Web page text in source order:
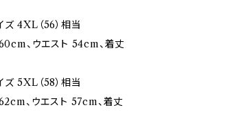
4XL（56）相当
、ウエスト 54cm、着丈
5XL（58）相当
、ウエスト 57cm、着丈